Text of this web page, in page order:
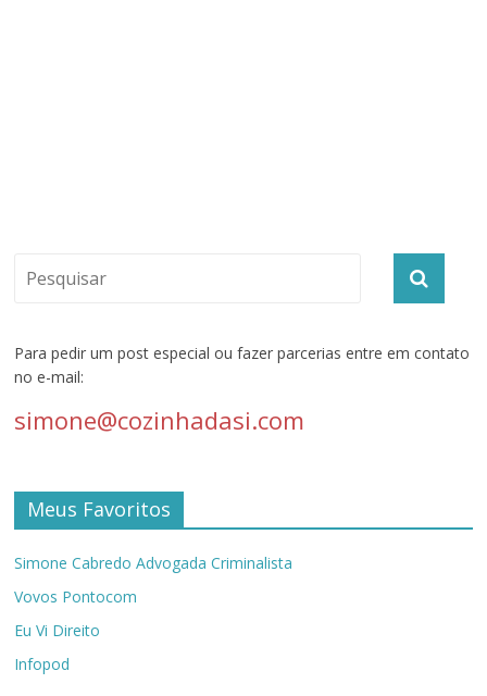
Para pedir um post especial ou fazer parcerias entre em contato
no e-mail:
simone@cozinhadasi.com
Meus Favoritos
Simone Cabredo Advogada Criminalista
Vovos Pontocom
Eu Vi Direito
Infopod